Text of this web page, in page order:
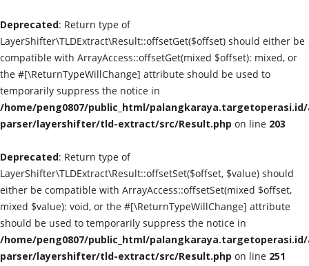
Deprecated: Return type of
LayerShifter\TLDExtract\Result::offsetGet($offset) should either be
compatible with ArrayAccess::offsetGet(mixed $offset): mixed, or
the #[\ReturnTypeWillChange] attribute should be used to
temporarily suppress the notice in
/home/peng0807/public_html/
parser/layershifter/tld-extract/src/Result.php on line 203
Deprecated: Return type of
LayerShifter\TLDExtract\Result::offsetSet($offset, $value) should
either be compatible with ArrayAccess::offsetSet(mixed $offset,
mixed $value): void, or the #[\ReturnTypeWillChange] attribute
should be used to temporarily suppress the notice in
/home/peng0807/public_html/
parser/layershifter/tld-extract/src/Result.php on line 251
Contact
PALANGKA RAYA
NASIONAL
WISATA
KULINER
TO Network
TO.CHANEL